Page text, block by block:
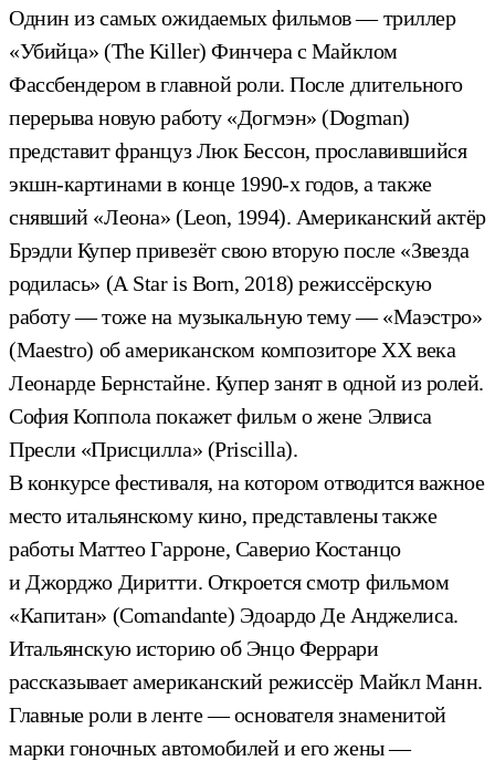
Однин из самых ожидаемых фильмов — триллер
«Убийца» (The Killer) Финчера с Майклом
Фассбендером в главной роли. После длительного
перерыва новую работу «Догмэн» (Dogman)
представит француз Люк Бессон, прославившийся
экшн-картинами в конце 1990-х годов, а также
снявший «Леона» (Leon, 1994). Американский актёр
Брэдли Купер привезёт свою вторую после «Звезда
родилась» (A Star is Born, 2018) режиссёрскую
работу — тоже на музыкальную тему — «Маэстро»
(Maestro) об американском композиторе ХХ века
Леонарде Бернстайне. Купер занят в одной из ролей.
София Коппола покажет фильм о жене Элвиса
Пресли «Присцилла» (Priscilla).
В конкурсе фестиваля, на котором отводится важное
место итальянскому кино, представлены также
работы Маттео Гарроне, Саверио Костанцо
и Джорджо Диритти. Откроется смотр фильмом
«Капитан» (Comandante) Эдоардо Де Анджелиса.
Итальянскую историю об Энцо Феррари
рассказывает американский режиссёр Майкл Манн.
Главные роли в ленте — основателя знаменитой
марки гоночных автомобилей и его жены —